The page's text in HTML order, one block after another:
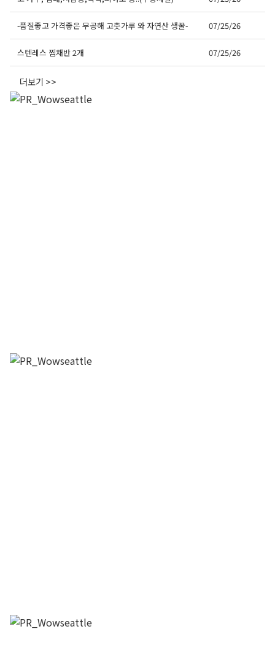
-품질좋고 가격좋은 무공해 고춧가루 와 자연산 생꿀- 07/25/26
스텐레스 찜채반 2개 07/25/26
더보기 >>